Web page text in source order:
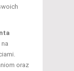
na
oraz